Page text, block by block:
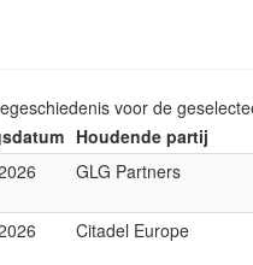
voor de
Houdende partij
GLG Partners
Citadel Europe